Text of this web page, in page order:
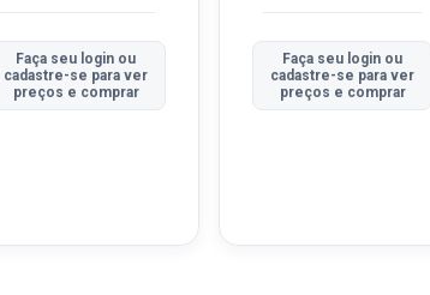
Faça seu login ou
cadastre-se para ver
preços e comprar
Faça seu login ou
cadastre-se para ver
preços e comprar